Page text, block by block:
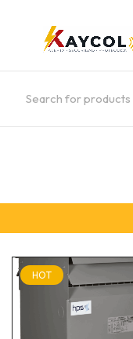
HOT